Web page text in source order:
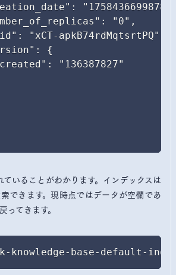
"0",
"xCT-apkB74rdMqtsrtPQ",
{
"136387827"
いることがわかります。インデックスは
できます。現時点ではデータが空欄であ
ってきます。
knowledge-base-default-